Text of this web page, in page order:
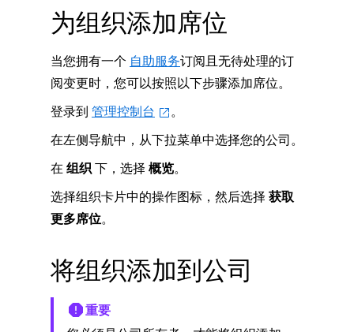
为组织添加席位
当您拥有一个 自助服务订阅且无待处理的订
阅变更时，您可以按照以下步骤添加席位。
登录到 管理控制台
。
在左侧导航中，从下拉菜单中选择您的公司。
在 组织下，选择 概览。
选择组织卡片中的操作图标，然后选择 获取
更多席位。
将组织添加到公司
重要